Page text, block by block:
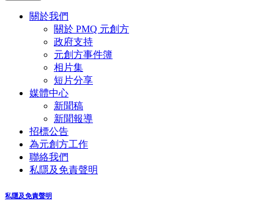
關於我們
關於 PMQ 元創方
政府支持
元創方事件簿
相片集
短片分享
媒體中心
新聞稿
新聞報導
招標公告
為元創方工作
聯絡我們
私隱及免責聲明
私隱及免責聲明